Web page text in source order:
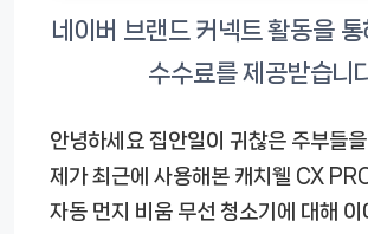
안녕하세요 집안일이 귀찮은 주부들
제가 최근에 사용해본 캐치웰 CX
자동 먼지 비움 무선 청소기에 대해 이